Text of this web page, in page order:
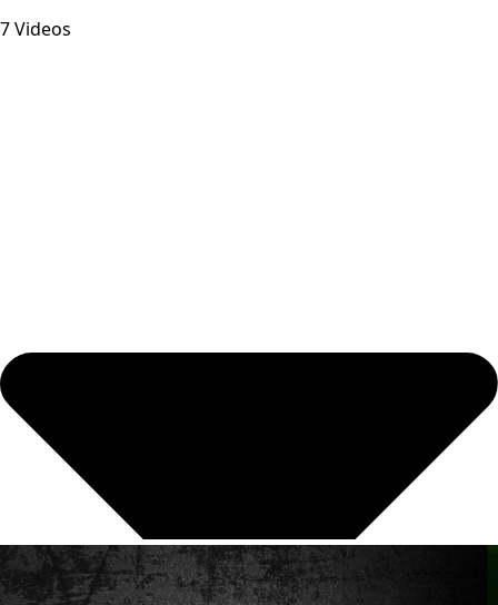
7 Videos